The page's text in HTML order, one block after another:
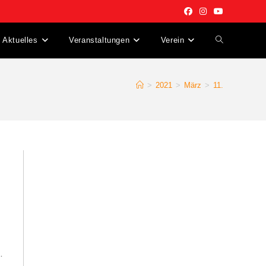
Aktuelles Veranstaltungen Verein Website-
> 2021 > März > 11.